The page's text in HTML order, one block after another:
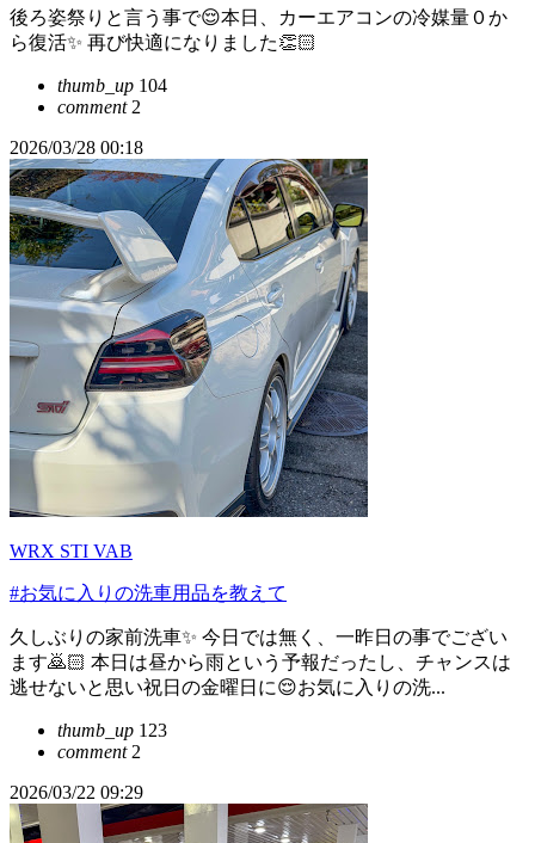
後ろ姿祭りと言う事で😌本日、カーエアコンの冷媒量０か
ら復活✨️ 再び快適になりました👏🏻
thumb_up 104
comment2
2026/03/28 00:18
WRX STI VAB
#お気に入りの洗車用品を教えて
久しぶりの家前洗車✨️ 今日では無く、一昨日の事でござい
ます🙇🏻 本日は昼から雨という予報だったし、チャンスは
逃せないと思い祝日の金曜日に😌お気に入りの洗...
thumb_up 123
comment2
2026/03/22 09:29